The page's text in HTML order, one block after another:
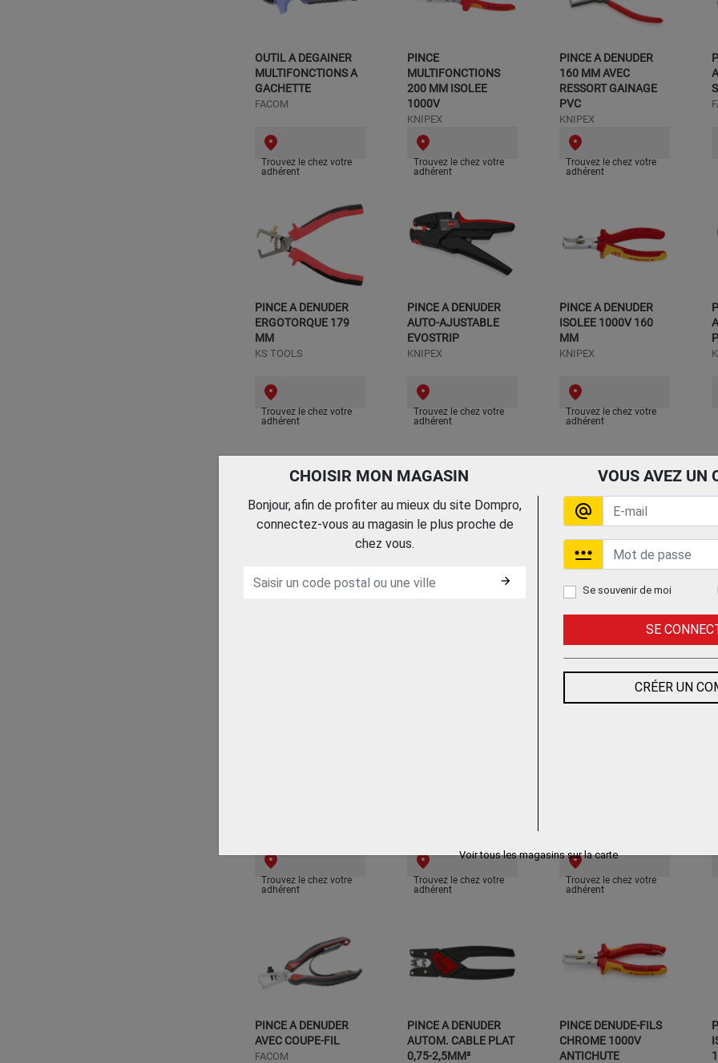
OUTIL A DEGAINER
MULTIFONCTIONS A
GACHETTE
FACOM
Trouvez le chez votre
adhérent
PINCE
MULTIFONCTIONS
200 MM ISOLEE
1000V
KNIPEX
Trouvez le chez votre
adhérent
PINCE A DENUDER
160 MM AVEC
RESSORT GAINAGE
PVC
KNIPEX
Trouvez le chez votre
adhérent
PINCE A DENUDER
ERGOTORQUE 179
MM
KS TOOLS
Trouvez le chez votre
adhérent
PINCE A DENUDER
AUTO-AJUSTABLE
EVOSTRIP
KNIPEX
Trouvez le chez votre
adhérent
PINCE A DENUDER
ISOLEE 1000V 160
MM
KNIPEX
Trouvez le chez votre
adhérent
KNIPEX KS TOOLS
PINCE A DENUDER
AUTOMATIQUE
MULTISTRIP 10
Trouvez le chez votre
adhérent
Trouvez le chez votre
adhérent
Trouvez le chez votre
adhérent
Trouvez le chez votre
adhérent
PINCE A DENUDER
AVEC COUPE-FIL
FACOM
PINCE A DENUDER
AUTOM. CABLE PLAT
0,75-2,5MM²
PINCE DENUDE-FILS
CHROME 1000V
ANTICHUTE
CHOISIR MON MAGASIN VOUS AVEZ UN
Bonjour, afin de profiter au mieux du site Dompro,
connectez-vous au magasin le plus proche de
chez vous.
arrow_forward
alternate_email
password
Se souvenir de moi
SE
CRÉER UN
Voir tous les magasins sur la carte